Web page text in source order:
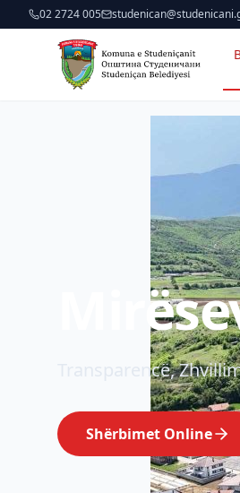
02 2724 005
Transparencë,
Shërbimet Online